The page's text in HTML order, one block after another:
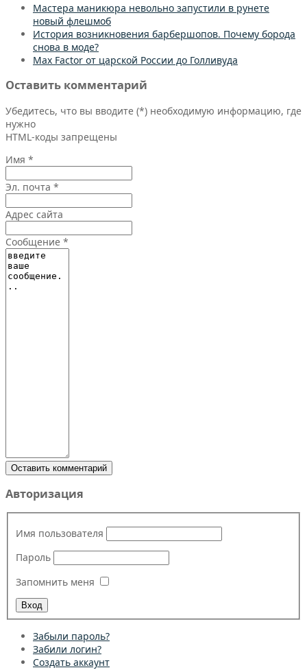
Мастера маникюра невольно запустили в рунете
новый флешмоб
История возникновения барбершопов. Почему борода
снова в моде?
Max Factor от царской России до Голливуда
Оставить комментарий
Убедитесь, что вы вводите (*) необходимую информацию, где
нужно
HTML-коды запрещены
Имя *
Эл. почта *
Адрес сайта
Сообщение *
Оставить комментарий
Авторизация
Имя пользователя
Пароль
Запомнить меня
Забыли пароль?
Забили логин?
Создать аккаунт